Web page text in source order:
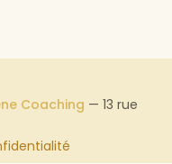
Coaching — 13 rue